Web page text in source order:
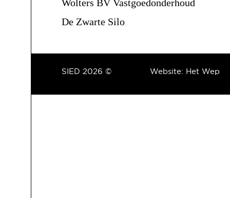
Wolters BV Vastgoedonderhoud
De Zwarte Silo
Website: Het Wep
SIED 2026 ©